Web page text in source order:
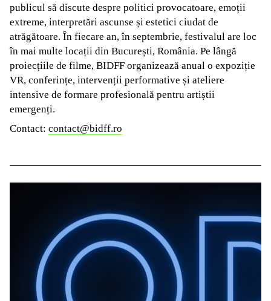
publicul să discute despre politici provocatoare, emoții
extreme, interpretări ascunse și estetici ciudat de
atrăgătoare. În fiecare an, în septembrie, festivalul are loc
în mai multe locații din București, România. Pe lângă
proiecțiile de filme, BIDFF organizează anual o expoziție
VR, conferințe, intervenții performative și ateliere
intensive de formare profesională pentru artiștii
emergenți.
Contact: contact@bidff.ro